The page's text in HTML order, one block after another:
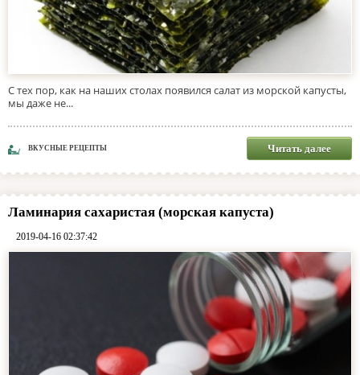
С тех пор, как на наших столах появился салат из морской капусты,
мы даже не...
ВКУСНЫЕ РЕЦЕПТЫ Читать далее
Ламинария сахаристая (морская капуста)
2019-04-16 02:37:42